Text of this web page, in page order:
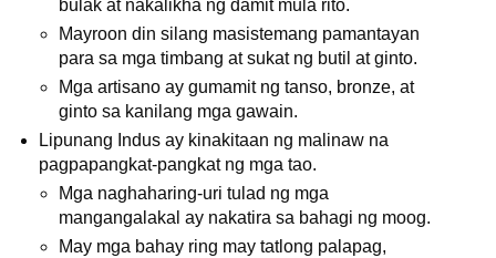
bulak at nakalikha ng damit mula rito.
Mayroon din silang masistemang pamantayan
para sa mga timbang at sukat ng butil at ginto.
Mga artisano ay gumamit ng tanso, bronze, at
ginto sa kanilang mga gawain.
Lipunang Indus ay kinakitaan ng malinaw na
pagpapangkat-pangkat ng mga tao.
Mga naghaharing-uri tulad ng mga
mangangalakal ay nakatira sa bahagi ng moog.
May mga bahay ring may tatlong palapag,